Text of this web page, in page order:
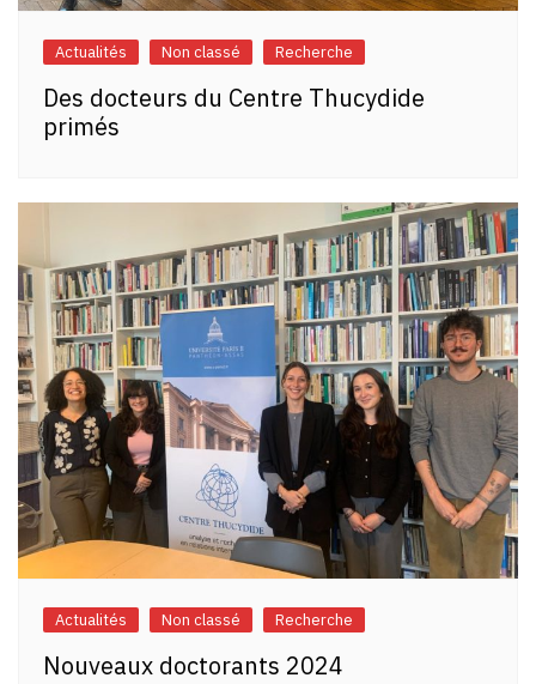
Actualités Non classé Recherche
Des docteurs du Centre Thucydide
primés
Actualités Non classé Recherche
Nouveaux doctorants 2024